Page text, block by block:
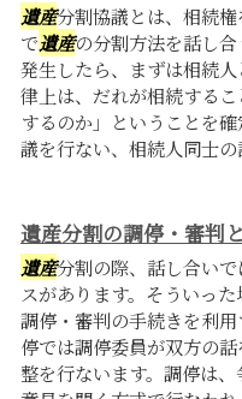
遺産分割協議とは、相続
で遺産の分割方法を話し
発生したら、まずは相続
律上は、だれが相続する
するのか」ということを確
議を行ない、相続人同士
遺産分割の調停・審判
遺産分割の際、話し合い
スがあります。そういっ
調停・審判の手続きを利用
停では調停委員が双方の
整を行ないます。調停は